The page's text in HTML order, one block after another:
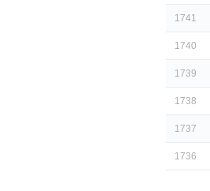
1741
1740
1739
1738
1737
1736